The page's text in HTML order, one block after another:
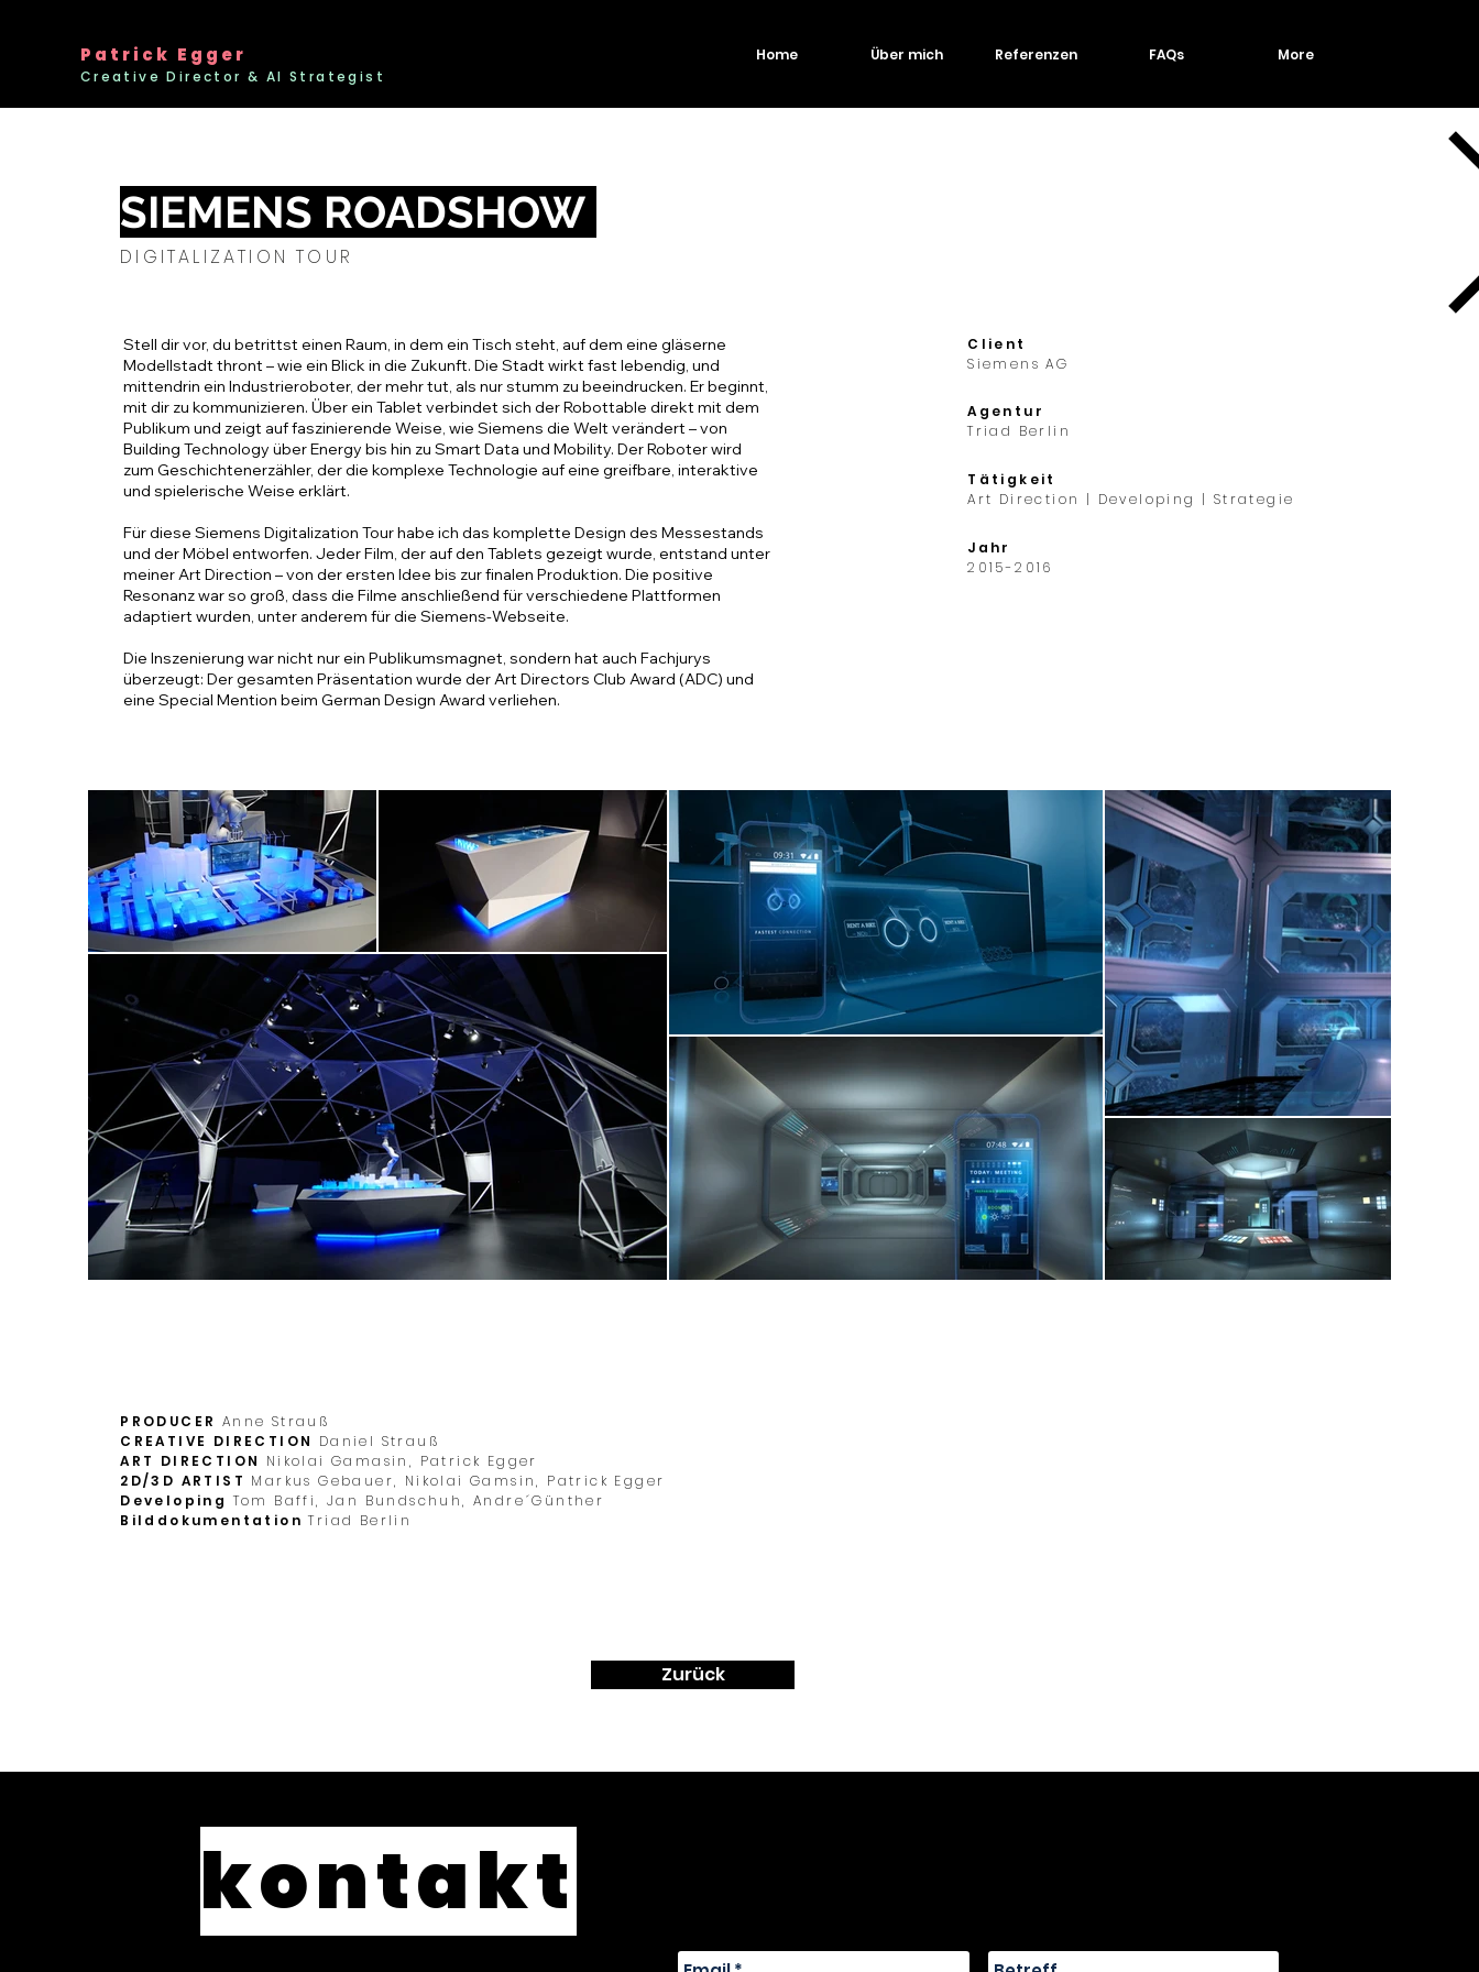
Patrick Egger
Creative Director & AI Strategist
Home Über mich Referenzen FAQs More
SIEMENS ROADSHOW
DIGITALIZATION TOUR
Stell dir vor, du betrittst einen Raum, in dem ein Tisch steht, auf dem eine gläserne
Modellstadt thront – wie ein Blick in die Zukunft. Die Stadt wirkt fast lebendig, und
mittendrin ein Industrieroboter, der mehr tut, als nur stumm zu beeindrucken. Er beginnt,
mit dir zu kommunizieren. Über ein Tablet verbindet sich der Robottable direkt mit dem
Publikum und zeigt auf faszinierende Weise, wie Siemens die Welt verändert – von
Building Technology über Energy bis hin zu Smart Data und Mobility. Der Roboter wird
zum Geschichtenerzähler, der die komplexe Technologie auf eine greifbare, interaktive
und spielerische Weise erklärt.
Für diese Siemens Digitalization Tour habe ich das komplette Design des Messestands
und der Möbel entworfen. Jeder Film, der auf den Tablets gezeigt wurde, entstand unter
meiner Art Direction – von der ersten Idee bis zur finalen Produktion. Die positive
Resonanz war so groß, dass die Filme anschließend für verschiedene Plattformen
adaptiert wurden, unter anderem für die Siemens-Webseite.
Die Inszenierung war nicht nur ein Publikumsmagnet, sondern hat auch Fachjurys
überzeugt: Der gesamten Präsentation wurde der Art Directors Club Award (ADC) und
eine Special Mention beim German Design Award verliehen.
Client
Siemens AG
Agentur
Triad Berlin
Tätigkeit
Art Direction | Developing | Strategie
Jahr
2015-2016
PRODUCER Anne Strauß
CREATIVE DIRECTION Daniel Strauß
ART DIRECTION Nikolai Gamasin, Patrick Egger
2D/3D ARTIST Markus Gebauer, Nikolai Gamsin, Patrick Egger
Developing Tom Baffi, Jan Bundschuh, Andre´Günther
Bilddokumentation Triad Berlin
Zurück
kontakt